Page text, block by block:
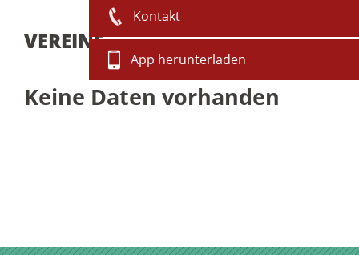
Kontakt
App herunterladen
VEREINE
Keine Daten vorhanden